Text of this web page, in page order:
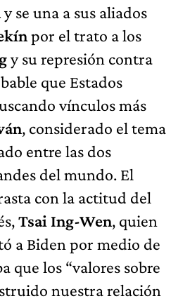
y se una a sus aliados
por el trato a los
y su represión contra
que Estados
vínculos más
, considerado el tema
entre las dos
del mundo. El
con la actitud del
Tsai Ing-Wen, quien
a Biden por medio de
que los “valores sobre
nuestra relación